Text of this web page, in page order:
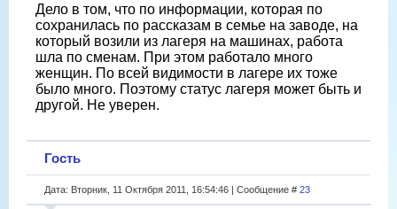
Дело в том, что по информации, которая по
сохранилась по рассказам в семье на заводе, на
который возили из лагеря на машинах, работа
шла по сменам. При этом работало много
женщин. По всей видимости в лагере их тоже
было много. Поэтому статус лагеря может быть и
другой. Не уверен.
Гость
Дата: Вторник, 11 Октября 2011, 16:54:46 | Сообщение # 23